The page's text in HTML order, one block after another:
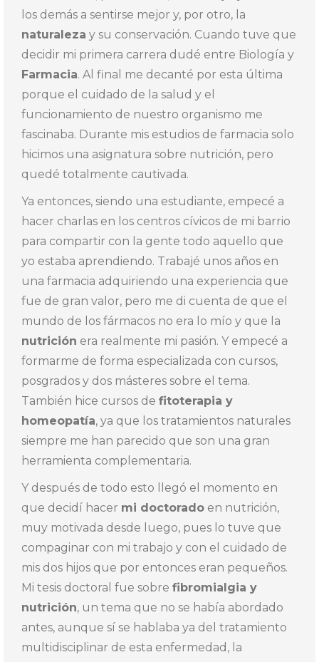
los demás a sentirse mejor y, por otro, la
naturaleza y su conservación. Cuando tuve que
decidir mi primera carrera dudé entre Biología y
Farmacia. Al final me decanté por esta última
porque el cuidado de la salud y el
funcionamiento de nuestro organismo me
fascinaba. Durante mis estudios de farmacia solo
hicimos una asignatura sobre nutrición, pero
quedé totalmente cautivada.
Ya entonces, siendo una estudiante, empecé a
hacer charlas en los centros cívicos de mi barrio
para compartir con la gente todo aquello que
yo estaba aprendiendo. Trabajé unos años en
una farmacia adquiriendo una experiencia que
fue de gran valor, pero me di cuenta de que el
mundo de los fármacos no era lo mío y que la
nutrición era realmente mi pasión. Y empecé a
formarme de forma especializada con cursos,
posgrados y dos másteres sobre el tema.
También hice cursos de fitoterapia y
homeopatía, ya que los tratamientos naturales
siempre me han parecido que son una gran
herramienta complementaria.
Y después de todo esto llegó el momento en
que decidí hacer mi doctorado en nutrición,
muy motivada desde luego, pues lo tuve que
compaginar con mi trabajo y con el cuidado de
mis dos hijos que por entonces eran pequeños.
Mi tesis doctoral fue sobre fibromialgia y
nutrición, un tema que no se había abordado
antes, aunque sí se hablaba ya del tratamiento
multidisciplinar de esta enfermedad, la